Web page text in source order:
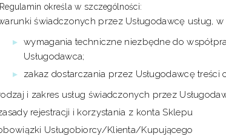
Regulamin określa w szczególności:
świadczonych przez Usługodawcę usług, w
wymagania techniczne niezbędne do
Usługodawca;
zakaz dostarczania przez Usługodawcę treści
i zakres usług świadczonych przez
rejestracji i korzystania z konta Sklepu
Usługobiorcy/Klienta/Kupującego